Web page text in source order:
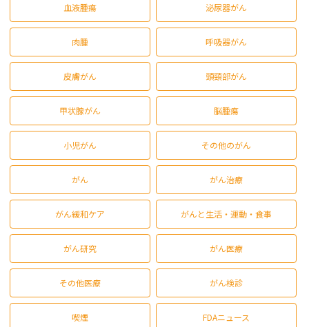
血液腫瘍 泌尿器がん
肉腫 呼吸器がん
皮膚がん 頭頸部がん
甲状腺がん 脳腫瘍
小児がん その他のがん
がん がん治療
がん緩和ケア がんと生活・運動・食事
がん研究 がん医療
その他医療 がん検診
喫煙 FDAニュース